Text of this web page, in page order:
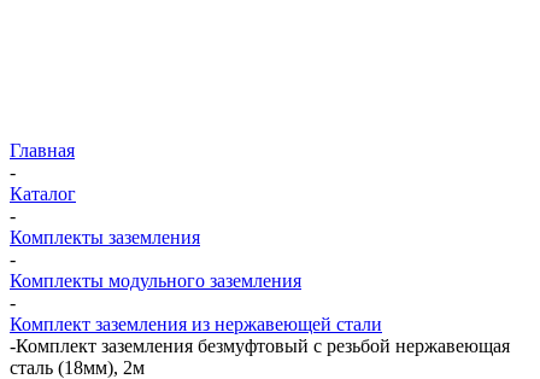
Главная
-
Каталог
-
Комплекты заземления
-
Комплекты модульного заземления
-
Комплект заземления из нержавеющей стали
-Комплект заземления безмуфтовый с резьбой нержавеющая
сталь (18мм), 2м